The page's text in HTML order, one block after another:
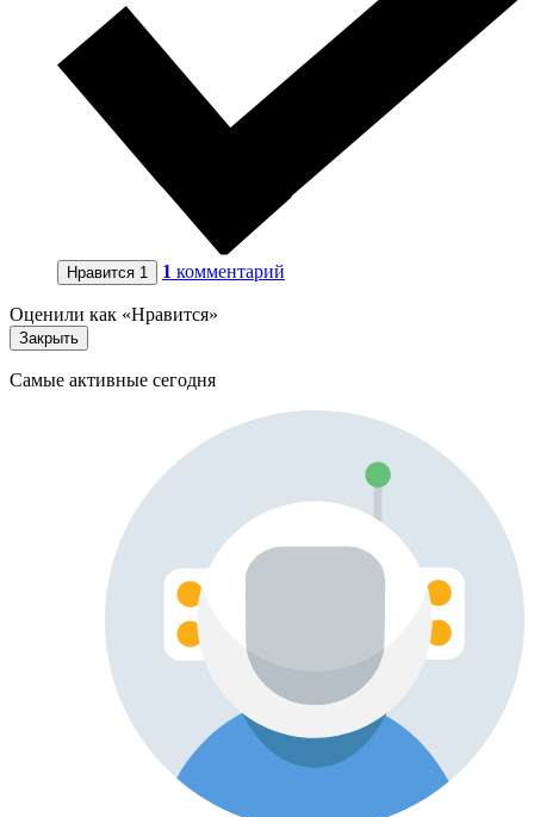
Нравится 1 1 комментарий
Оценили как «Нравится»
Закрыть
Самые активные сегодня